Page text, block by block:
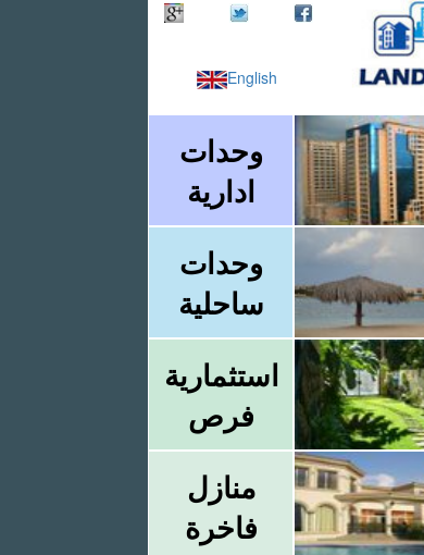
English
وحدات
ادارية
وحدات
ساحلية
استثمارية
فرص
منازل
فاخرة